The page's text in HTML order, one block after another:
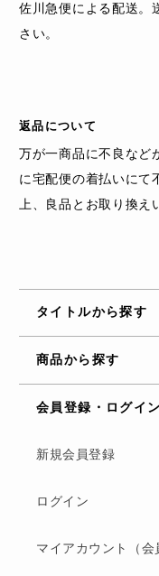
佐川急便による配送。
さい。
返品について
万が一商品に不良など
に宅配便の着払いにて
上、良品とお取り換え
タイトルから探す
商品から探す
会員登録・ログイン
新規会員登録
ログイン
マイアカウント（会